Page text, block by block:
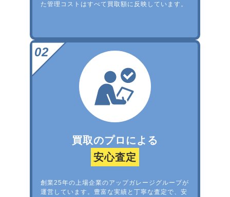
た管理コストはすべて買取額に反映しています。
買取のプロによる
安心査定
創業25年の上場企業のアップガレージグループが
運営しています。豊富な実績と丁寧な査定で、安